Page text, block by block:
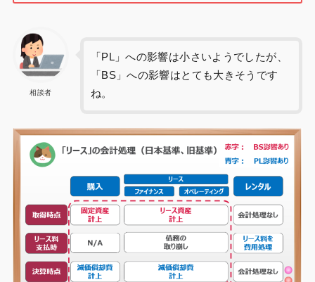
相談者
「PL」への影響は小さいようでしたが、
「BS」への影響はとても大きそうです
ね。